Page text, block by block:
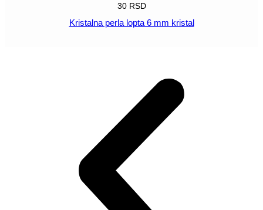
30 RSD
Kristalna perla lopta 6 mm kristal